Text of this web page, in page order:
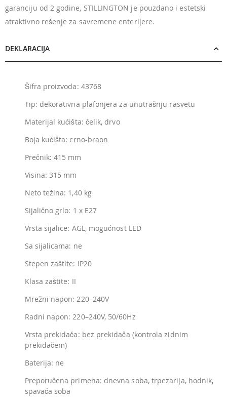
garanciju od 2 godine, STILLINGTON je pouzdano i estetski
atraktivno rešenje za savremene enterijere.
DEKLARACIJA
Šifra proizvoda: 43768
Tip: dekorativna plafonjera za unutrašnju rasvetu
Materijal kućišta: čelik, drvo
Boja kućišta: crno-braon
Prečnik: 415 mm
Visina: 315 mm
Neto težina: 1,40 kg
Sijalično grlo: 1 x E27
Vrsta sijalice: AGL, mogućnost LED
Sa sijalicama: ne
Stepen zaštite: IP20
Klasa zaštite: II
Mrežni napon: 220–240V
Radni napon: 220–240V, 50/60Hz
Vrsta prekidača: bez prekidača (kontrola zidnim
prekidačem)
Baterija: ne
Preporučena primena: dnevna soba, trpezarija, hodnik,
spavaća soba